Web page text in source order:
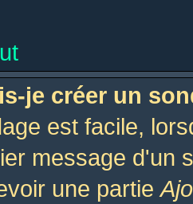
je créer un
est facile,
message d'un
une partie